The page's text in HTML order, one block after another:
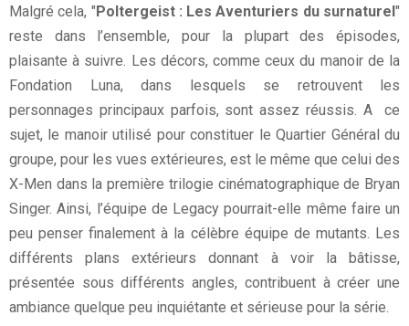
Malgré cela, " Poltergeist : Les Aventuriers du surnaturel"
reste dans l’ensemble, pour la plupart des épisodes,
plaisante à suivre. Les décors, comme ceux du manoir de la
Fondation Luna, dans lesquels se retrouvent les
personnages principaux parfois, sont assez réussis. A ce
sujet, le manoir utilisé pour constituer le Quartier Général du
groupe, pour les vues extérieures, est le même que celui des
X-Men dans la première trilogie cinématographique de Bryan
Singer. Ainsi, l’équipe de Legacy pourrait-elle même faire un
peu penser finalement à la célèbre équipe de mutants. Les
différents plans extérieurs donnant à voir la bâtisse,
présentée sous différents angles, contribuent à créer une
ambiance quelque peu inquiétante et sérieuse pour la série.